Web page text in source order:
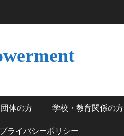
体の方 学校・教育関係の方
プライバシーポリシー